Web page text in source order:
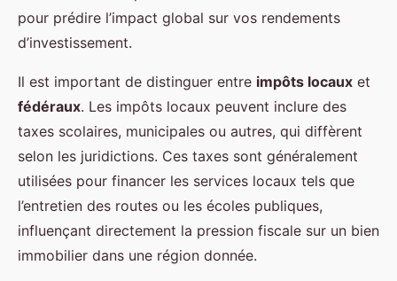
pour prédire l’impact global sur vos rendements
d’investissement.
Il est important de distinguer entre impôts locaux et
fédéraux. Les impôts locaux peuvent inclure des
taxes scolaires, municipales ou autres, qui diffèrent
selon les juridictions. Ces taxes sont généralement
utilisées pour financer les services locaux tels que
l’entretien des routes ou les écoles publiques,
influençant directement la pression fiscale sur un bien
immobilier dans une région donnée.